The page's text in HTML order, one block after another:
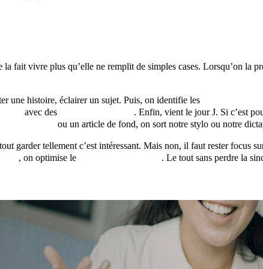
la fait vivre plus qu’elle ne remplit de simples cases. Lorsqu’on la
une histoire, éclairer un sujet. Puis, on identifie les
avec des . Enfin, vient le jour J. Si c’est
ou un article de fond, on sort notre stylo ou notre
garder tellement c’est intéressant. Mais non, il faut rester focus
, on optimise le . Le tout sans perdre la